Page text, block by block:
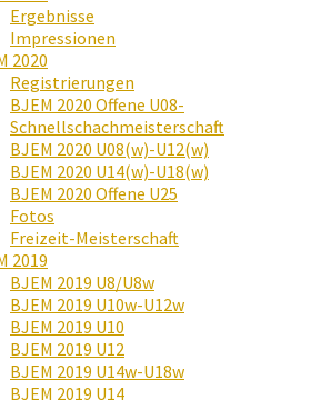
Ergebnisse
Impressionen
2020
Registrierungen
BJEM 2020 Offene U08-
Schnellschachmeisterschaft
BJEM 2020 U08(w)-U12(w)
BJEM 2020 U14(w)-U18(w)
BJEM 2020 Offene U25
Fotos
Freizeit-Meisterschaft
2019
BJEM 2019 U8/U8w
BJEM 2019 U10w-U12w
BJEM 2019 U10
BJEM 2019 U12
BJEM 2019 U14w-U18w
BJEM 2019 U14